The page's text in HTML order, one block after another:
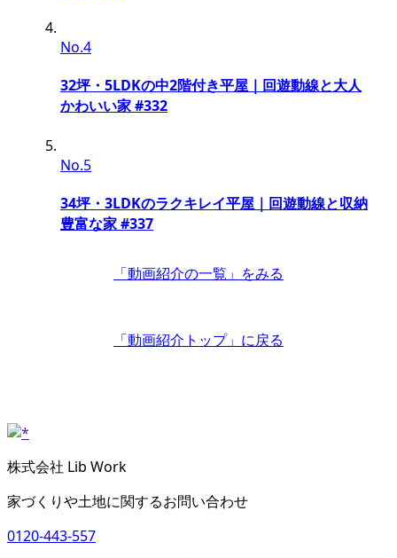
No.4
32坪・5LDKの中2階付き平屋｜回遊動線と大人
かわいい家 #332
No.5
34坪・3LDKのラクキレイ平屋｜回遊動線と収納
豊富な家 #337
「動画紹介の一覧」 をみる
「動画紹介トップ」 に戻る
株式会社 Lib Work
家づくりや土地に関するお問い合わせ
0120-443-557